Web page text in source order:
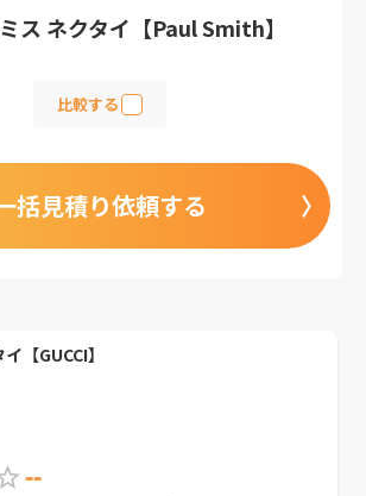
ス ネクタイ【Paul Smith】
比較する
括見積り依頼する
【GUCCI】
--